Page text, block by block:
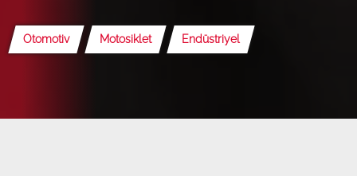
Otomotiv Motosiklet Endüstriyel